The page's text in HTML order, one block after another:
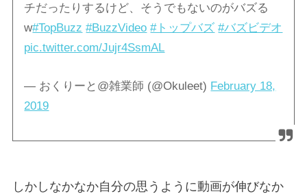
チだったりするけど、そうでもないのがバズる
w#TopBuzz #BuzzVideo #トップバズ #バズビデオ
pic.twitter.com/Jujr4SsmAL
— おくりーと@雑業師 (@Okuleet) February 18,
2019
しかしなかなか自分の思うように動画が伸びなか